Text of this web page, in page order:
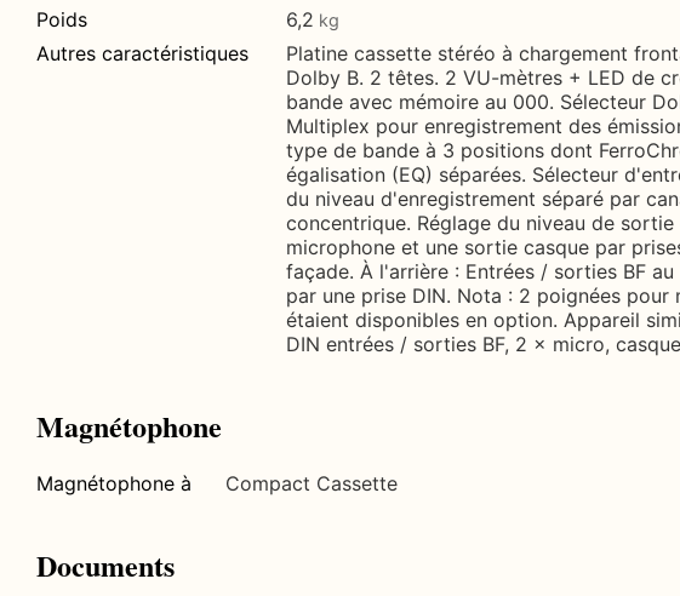
Poids 6,2 kg
Autres caractéristiques
Platine cassette stéréo à chargement
Dolby B. 2 têtes. 2 VU-mètres + LED de
bande avec mémoire au 000. Sélecteur
Multiplex pour enregistrement des
type de bande à 3 positions dont
égalisation (EQ) séparées. Sélecteur
du niveau d'enregistrement séparé par
concentrique. Réglage du niveau de
microphone et une sortie casque par
façade. À l'arrière : Entrées / sorties BF
par une prise DIN. Nota : 2 poignées
étaient disponibles en option. Appareil
DIN entrées / sorties BF, 2 × micro, casque
Magnétophone
Magnétophone à Compact Cassette
Documents